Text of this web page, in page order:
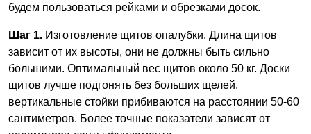
будем пользоваться рейками и обрезками досок.
Шаг 1. Изготовление щитов опалубки. Длина щитов
зависит от их высоты, они не должны быть сильно
большими. Оптимальный вес щитов около 50 кг. Доски
щитов лучше подгонять без больших щелей,
вертикальные стойки прибиваются на расстоянии 50-60
сантиметров. Более точные показатели зависят от